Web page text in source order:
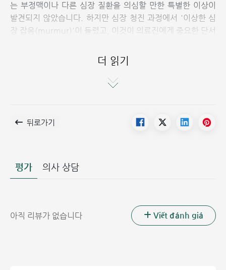
는 부정맥이나 다른 심장 질환을 의심할 만한 특별한 이상이
발견되지 않았습니다. 하지만 심장 청진 과정에서 '이상한 심
장 잡음(murmur)'이 들렸고, 이것이 의료진에게 중요한 단서
즉시 시행된 심장 초음파 검사 결과, N.T.N 씨는 '동맥관 개존
더 읽기
뒤로가기
평가 의사 상담
아직 리뷰가 없습니다 Viết đánh giá